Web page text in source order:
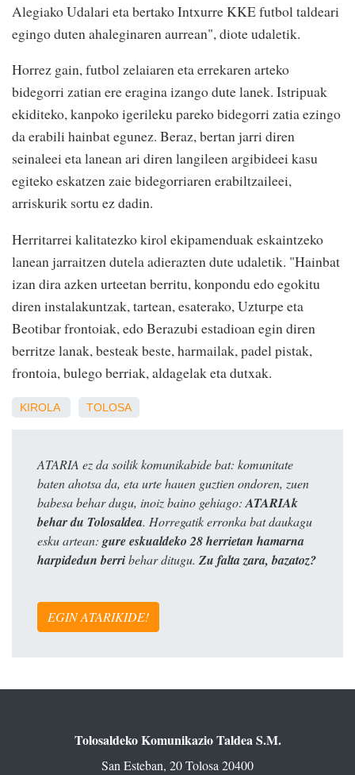
Alegiako Udalari eta bertako Intxurre KKE futbol taldeari
egingo duten ahaleginaren aurrean", diote udaletik.
Horrez gain, futbol zelaiaren eta errekaren arteko
bidegorri zatian ere eragina izango dute lanek. Istripuak
ekiditeko, kanpoko igerileku pareko bidegorri zatia ezingo
da erabili hainbat egunez. Beraz, bertan jarri diren
seinaleei eta lanean ari diren langileen argibideei kasu
egiteko eskatzen zaie bidegorriaren erabiltzaileei,
arriskurik sortu ez dadin.
Herritarrei kalitatezko kirol ekipamenduak eskaintzeko
lanean jarraitzen dutela adierazten dute udaletik. "Hainbat
izan dira azken urteetan berritu, konpondu edo egokitu
diren instalakuntzak, tartean, esaterako, Uzturpe eta
Beotibar frontoiak, edo Berazubi estadioan egin diren
berritze lanak, besteak beste, harmailak, padel pistak,
frontoia, bulego berriak, aldagelak eta dutxak.
KIROLA TOLOSA
ATARIA ez da soilik komunikabide bat: komunitate
baten ahotsa da, eta urte hauen guztien ondoren, zuen
babesa behar dugu, inoiz baino gehiago: ATARIAk
behar du Tolosaldea. Horregatik erronka bat daukagu
esku artean: gure eskualdeko 28 herrietan hamarna
harpidedun berribehar ditugu. Zu falta zara, bazatoz?
EGIN ATARIKIDE!
Tolosaldeko Komunikazio Taldea S.M.
San Esteban, 20 Tolosa 20400